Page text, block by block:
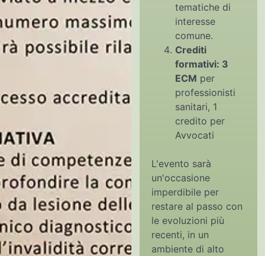
tematiche di
interesse
comune.
Crediti
formativi: 3
ECM per
professionisti
sanitari, 1
credito per
Avvocati
L'evento sarà
un'occasione
imperdibile per
restare al passo con
le evoluzioni più
recenti, in un
ambiente di alto